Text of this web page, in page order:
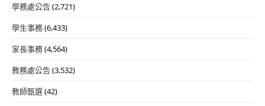
學務處公告(2,721)
學生事務(6,433)
家長事務(4,564)
教務處公告(3,532)
教師甄選(42)